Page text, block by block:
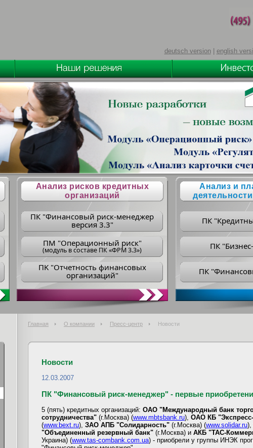
deutsch version| english
Анализ рисков кредитных
организаций
ПК "Финансовый риск-менеджер
версия 3.3"
ПM "Операционный риск"
(модуль в составе ПК «ФРМ 3.3»)
ПK "Отчетность финансовых
организаций"
Анализ и
ПК
ПК
ПК
Главная О компании Пресс-центр Новости
Новости
12.03.2007
ПК "Финансовый риск-менеджер" - первые
5 (пять) кредитных организаций: ОАО "Международный банк
сотрудничества" (г.Москва) (www.mbtsbank.ru), OАO КБ
(www.bext.ru), ЗАО АПБ "Солидарность" (г.Москва) (www.solidar.ru),
"Объединенный резервный банк" (г.Москва) и АКБ "ТАС-
Украина) (www.tas-combank.com.ua) - приобрели у группы ИНЭК